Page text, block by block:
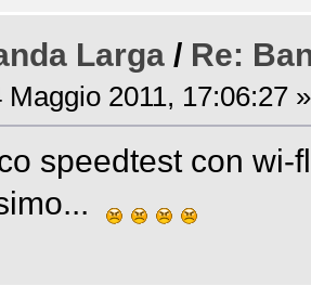
Larga / Re:
Maggio 2011, 17:06:27 »
speedtest con